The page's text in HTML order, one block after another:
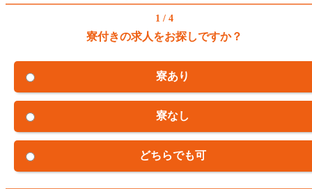
1 / 4
寮付きの求人をお探しですか？
寮あり
寮なし
どちらでも可